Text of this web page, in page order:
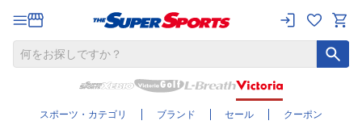
スポーツ・カテゴリ ブランド セール クーポン